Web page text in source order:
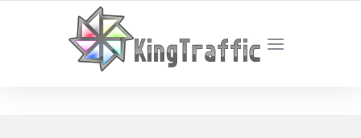
YOUR LOCAL DIGITAL MARKETING AGENCY